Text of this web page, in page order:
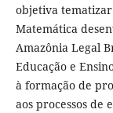
objetiva tematizar
Matemática
Amazônia Legal
Educação e
à formação de
aos processos de